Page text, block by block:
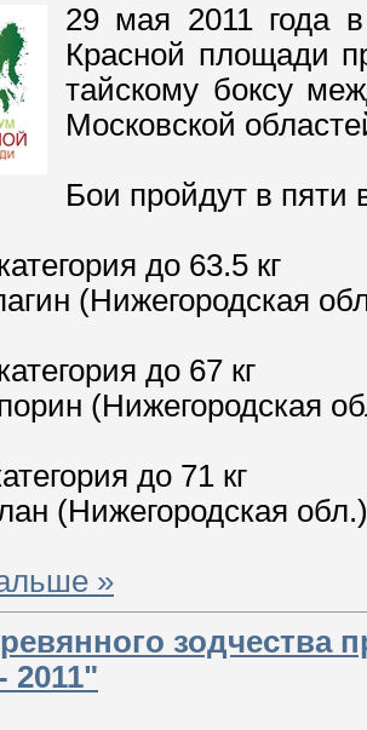
29 мая 2011 года
Красной площади
тайскому боксу
Московской
Бои пройдут в пяти
до 63.5 кг
(Нижегородская
до 67 кг
(Нижегородская
до 71 кг
(Нижегородская
»
зодчества
2011"